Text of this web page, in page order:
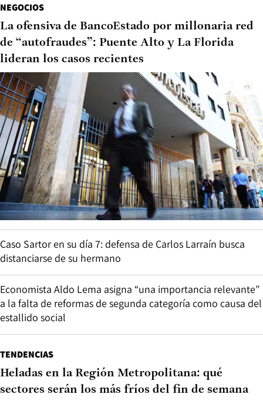
NEGOCIOS
La ofensiva de BancoEstado por millonaria red
de “autofraudes”: Puente Alto y La Florida
lideran los casos recientes
Caso Sartor en su día 7: defensa de Carlos Larraín busca
distanciarse de su hermano
Economista Aldo Lema asigna “una importancia relevante”
a la falta de reformas de segunda categoría como causa del
estallido social
TENDENCIAS
Heladas en la Región Metropolitana: qué
sectores serán los más fríos del fin de semana